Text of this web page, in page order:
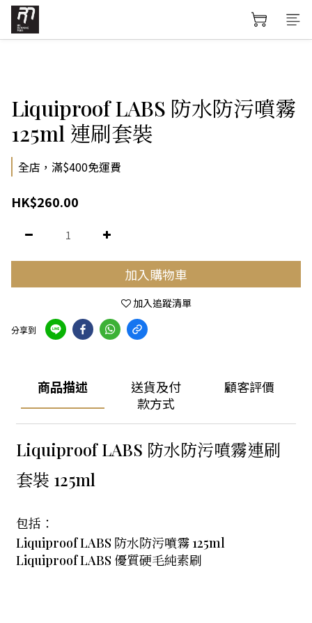
Liquiproof LABS 防水防污噴霧
125ml 連刷套裝
全店，滿$400免運費
HK$260.00
加入購物車
加入追蹤清單
分享到
商品描述
送貨及付
款方式
顧客評價
Liquiproof LABS 防水防污噴霧連刷
套裝 125ml
包括：
Liquiproof LABS 防水防污噴霧 125ml
Liquiproof LABS 優質硬毛純素刷